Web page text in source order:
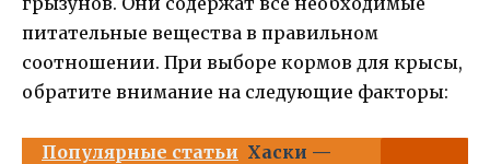
питательные вещества в правильном
соотношении. При выборе кормов для крысы,
обратите внимание на следующие факторы:
Популярные статьи Хаски —